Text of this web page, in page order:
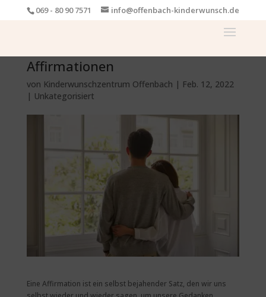
069 - 80 90 7571 info@offenbach-kinderwunsch.de
Affirmationen
von Kinderwunschzentrum Offenbach | Feb. 12, 2022
| Unkategorisiert
Eine Affirmation ist ein selbst bejahender Satz, den wir uns